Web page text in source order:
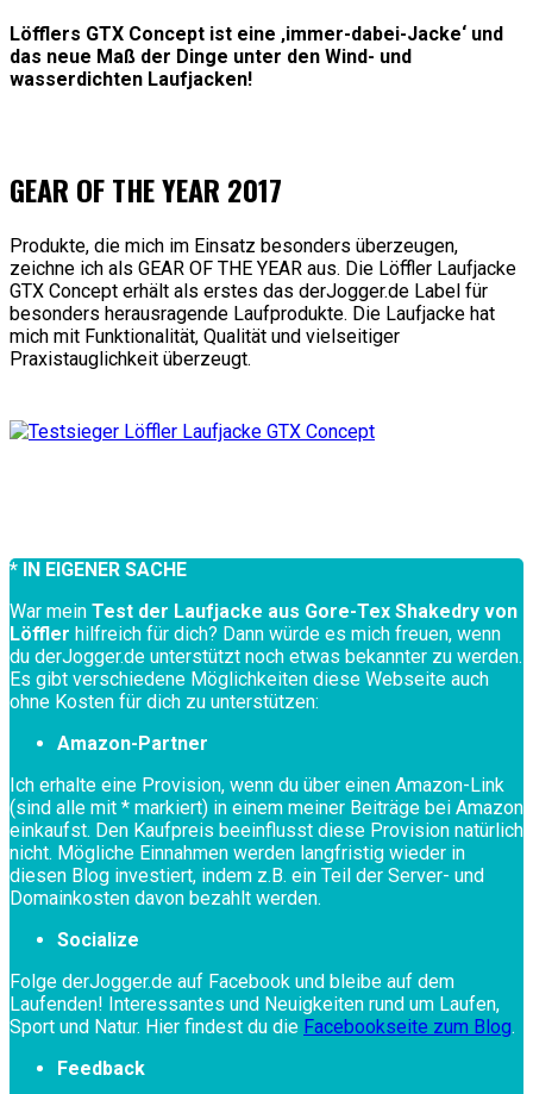
Löfflers GTX Concept ist eine ‚immer-dabei-Jacke‘ und
das neue Maß der Dinge unter den Wind- und
wasserdichten Laufjacken!
GEAR OF THE YEAR 2017
Produkte, die mich im Einsatz besonders überzeugen,
zeichne ich als GEAR OF THE YEAR aus. Die Löffler Laufjacke
GTX Concept erhält als erstes das derJogger.de Label für
besonders herausragende Laufprodukte. Die Laufjacke hat
mich mit Funktionalität, Qualität und vielseitiger
Praxistauglichkeit überzeugt.
* IN EIGENER SACHE
War mein Test der Laufjacke aus Gore-Tex Shakedry von
Löffler hilfreich für dich? Dann würde es mich freuen, wenn
du derJogger.de unterstützt noch etwas bekannter zu werden.
Es gibt verschiedene Möglichkeiten diese Webseite auch
ohne Kosten für dich zu unterstützen:
Amazon-Partner
Ich erhalte eine Provision, wenn du über einen Amazon-Link
(sind alle mit * markiert) in einem meiner Beiträge bei Amazon
einkaufst. Den Kaufpreis beeinflusst diese Provision natürlich
nicht. Mögliche Einnahmen werden langfristig wieder in
diesen Blog investiert, indem z.B. ein Teil der Server- und
Domainkosten davon bezahlt werden.
Socialize
Folge derJogger.de auf Facebook und bleibe auf dem
Laufenden! Interessantes und Neuigkeiten rund um Laufen,
Sport und Natur. Hier findest du die Facebookseite zum Blog.
Feedback